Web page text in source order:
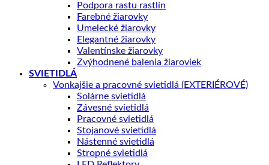
Podpora rastu rastlín
Farebné žiarovky
Umelecké žiarovky
Elegantné žiarovky
Valentínske žiarovky
Zvýhodnené balenia žiaroviek
SVIETIDLÁ
Vonkajšie a pracovné svietidlá (EXTERIÉROVÉ)
Solárne svietidlá
Závesné svietidlá
Pracovné svietidlá
Stojanové svietidlá
Nástenné svietidlá
Stropné svietidlá